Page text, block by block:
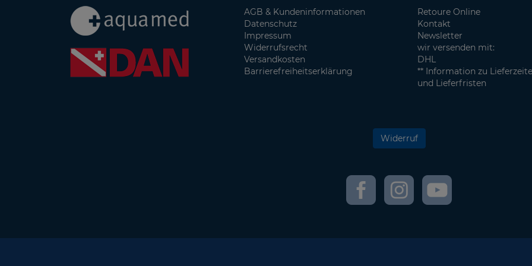
AGB & Kundeninformationen
Datenschutz
Impressum
Widerrufsrecht
Versandkosten
Barrierefreiheitserklärung
Retoure Online
Kontakt
Newsletter
wir versenden mit:
DHL
** Information zu
und Lieferfristen
Widerruf